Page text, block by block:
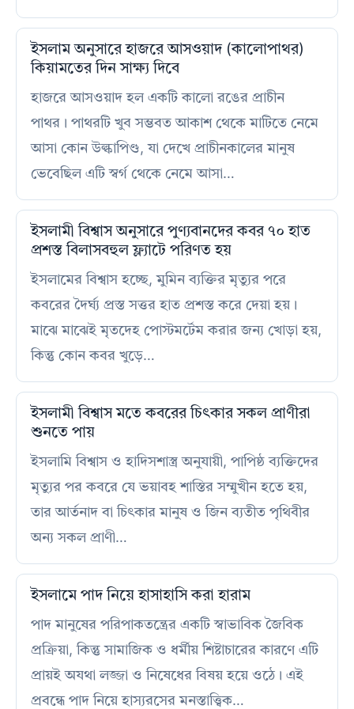
ইসলাম অনুসারে হাজরে আসওয়াদ (কালোপাথর)
কিয়ামতের দিন সাক্ষ্য দিবে
হাজরে আসওয়াদ হল একটি কালো রঙের প্রাচীন
পাথর। পাথরটি খুব সম্ভবত আকাশ থেকে মাটিতে নেমে
আসা কোন উল্কাপিণ্ড, যা দেখে প্রাচীনকালের মানুষ
ভেবেছিল এটি স্বর্গ থেকে নেমে আসা…
ইসলামী বিশ্বাস অনুসারে পুণ্যবানদের কবর ৭০ হাত
প্রশস্ত বিলাসবহুল ফ্ল্যাটে পরিণত হয়
ইসলামের বিশ্বাস হচ্ছে, মুমিন ব্যক্তির মৃত্যুর পরে
কবরের দৈর্ঘ্য প্রস্ত সত্তর হাত প্রশস্ত করে দেয়া হয়।
মাঝে মাঝেই মৃতদেহ পোস্টমর্টেম করার জন্য খোড়া হয়,
কিন্তু কোন কবর খুড়ে…
ইসলামী বিশ্বাস মতে কবরের চিৎকার সকল প্রাণীরা
শুনতে পায়
ইসলামি বিশ্বাস ও হাদিসশাস্ত্র অনুযায়ী, পাপিষ্ঠ ব্যক্তিদের
মৃত্যুর পর কবরে যে ভয়াবহ শাস্তির সম্মুখীন হতে হয়,
তার আর্তনাদ বা চিৎকার মানুষ ও জিন ব্যতীত পৃথিবীর
অন্য সকল প্রাণী…
ইসলামে পাদ নিয়ে হাসাহাসি করা হারাম
পাদ মানুষের পরিপাকতন্ত্রের একটি স্বাভাবিক জৈবিক
প্রক্রিয়া, কিন্তু সামাজিক ও ধর্মীয় শিষ্টাচারের কারণে এটি
প্রায়ই অযথা লজ্জা ও নিষেধের বিষয় হয়ে ওঠে। এই
প্রবন্ধে পাদ নিয়ে হাস্যরসের মনস্তাত্ত্বিক…